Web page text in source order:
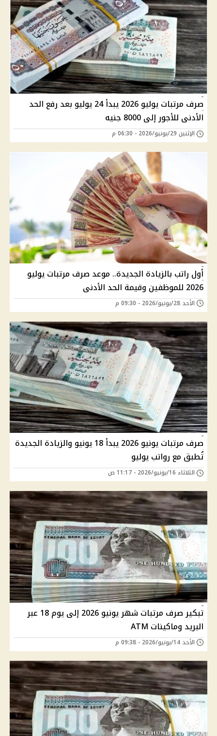
صرف مرتبات يوليو 2026 يبدأ 24 يوليو بعد رفع الحد
الأدنى للأجور إلى 8000 جنيه
الإثنين 29/يونيو/2026 - 06:30 م
أول راتب بالزيادة الجديدة.. موعد صرف مرتبات يوليو
2026 للموظفين وقيمة الحد الأدنى
الأحد 28/يونيو/2026 - 09:30 م
صرف مرتبات يونيو 2026 يبدأ 18 يونيو والزيادة الجديدة
تُطبق مع رواتب يوليو
الثلاثاء 16/يونيو/2026 - 11:17 ص
تبكير صرف مرتبات شهر يونيو 2026 إلى يوم 18 عبر
البريد وماكينات ATM
الأحد 14/يونيو/2026 - 09:38 م